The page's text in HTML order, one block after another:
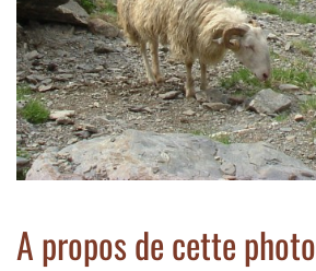
A propos de cette photo